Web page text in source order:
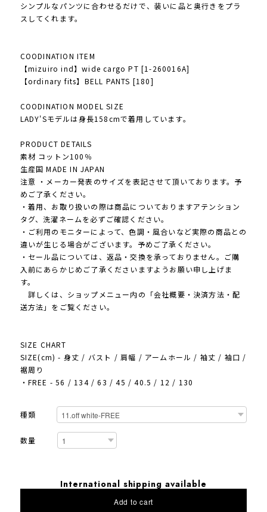
シンプルなパンツに合わせるだけで、装いに品と奥行きをプラ
スしてくれます。
COODINATION ITEM
【mizuiro ind】wide cargo PT [1-260016A]
【ordinary fits】BELL PANTS [180]
COODINATION MODEL SIZE
LADY'Sモデルは身長158cmで着用しています。
PRODUCT DETAILS
素材 コットン100％
生産国 MADE IN JAPAN
注意 ・メーカー発表のサイズを表記させて頂いております。予
めご了承ください。
・着用、お取り扱いの際は商品についておりますアテンション
タグ、洗濯ネームを必ずご確認ください。
・ご利用のモニターによって、色調・風合いなど実際の商品との
違いが生じる場合がございます。予めご了承ください。
・セール品については、返品・交換を承っておりません。ご購
入前にあらかじめご了承くださいますようお願い申し上げま
す。
詳しくは、ショップメニュー内の「会社概要・決済方法・配
送方法」をご覧ください。
SIZE CHART
SIZE(cm) - 身丈 / バスト / 肩幅 / アームホール / 袖丈 / 袖口 /
裾周り
・FREE - 56 / 134 / 63 / 45 / 40.5 / 12 / 130
種類
数量
International shipping available
Add to cart